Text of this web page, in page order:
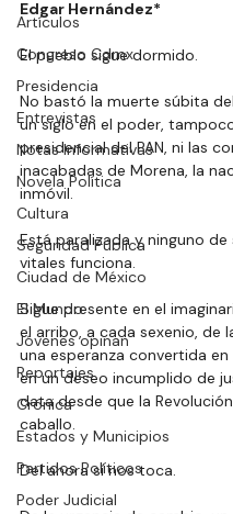
Artículos
Congreso Cdmx
Presidencia
Entrevistas
Notas Informativas
Novela Política
Cultura
Seguridad Pública
Ciudad de México
El Mundo
Jóvenes opinan
Reportajes
Crónica
Estados y Municipios
Partidos Políticos
Poder Judicial
Edgar Hernández*
El pueblo sigue dormido.
No bastó la muerte súbita
un siglo en el poder,
presidencial del PAN, ni las
inacabadas de Morena, la
inmóvil.
Está paralizada y ninguno de
vitales funciona.
Sigue presente en el
el arribo, a cada sexenio, de
una esperanza convertida en
en un deseo incumplido de
data desde que la
caballo.
Del ahora sí nos toca.